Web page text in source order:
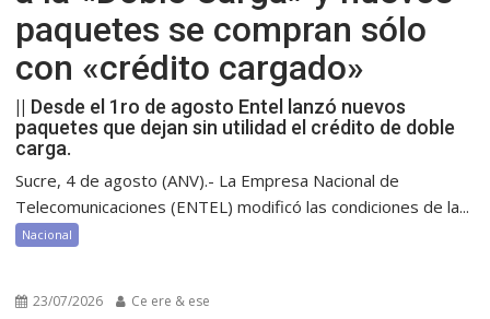
paquetes se compran sólo
con «crédito cargado»
|| Desde el 1ro de agosto Entel lanzó nuevos
paquetes que dejan sin utilidad el crédito de doble
carga.
Sucre, 4 de agosto (ANV).- La Empresa Nacional de
Telecomunicaciones (ENTEL) modificó las condiciones de la...
Nacional
23/07/2026 Ce ere & ese